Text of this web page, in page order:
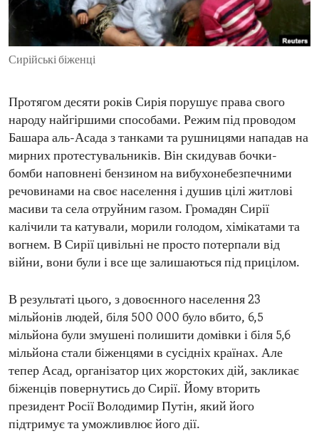
ENVIRONMENT AND HEALTH
IDEALS AND INSTITUTIONS
Сирійські біженці
Протягом десяти років Сирія порушує права свого
народу найгіршими способами. Режим під проводом
Башара аль-Асада з танками та рушницями нападав на
мирних протестувальників. Він скидував бочки-
бомби наповнені бензином на вибухонебезпечними
речовинами на своє населення і душив цілі житлові
масиви та села отруйним газом. Громадян Сирії
калічили та катували, морили голодом, хімікатами та
вогнем. В Сирії цивільні не просто потерпали від
війни, вони були і все ще залишаються під прицілом.
В результаті цього, з довоєнного населення 23
мільйонів людей, біля 500 000 було вбито, 6,5
мільйона були змушені полишити домівки і біля 5,6
мільйона стали біженцями в сусідніх країнах. Але
тепер Асад, організатор цих жорстоких дій, закликає
біженців повернутись до Сирії. Йому вторить
президент Росії Володимир Путін, який його
підтримує та уможливлює його дії.